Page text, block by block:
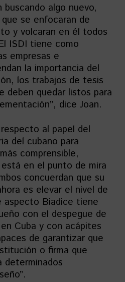
buscando algo nuevo,
se enfocaran de
y volcaran en él todos
ISDI tiene como
empresas e
la importancia del
los trabajos de tesis
deben quedar listos para
dice Joan.
al papel del
del cubano para
comprensible,
en el punto de mira
concuerdan que su
es elevar el nivel de
aspecto Biadice tiene
con el despegue de
Cuba y con acápites
de garantizar que
o firma que
determinados